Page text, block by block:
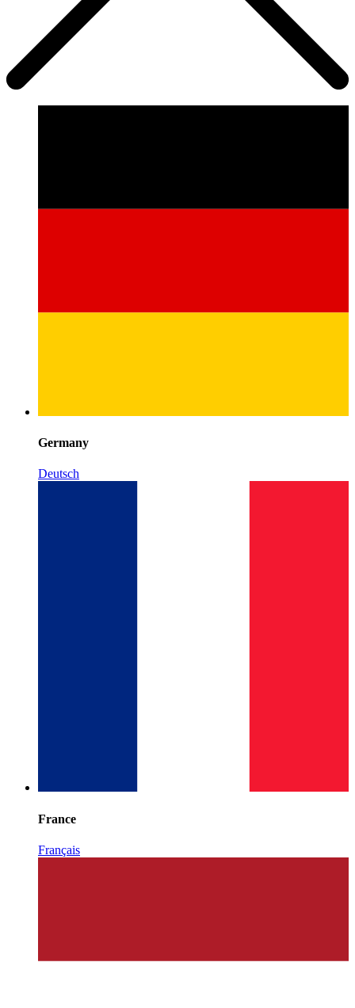
Germany
Deutsch
France
Français